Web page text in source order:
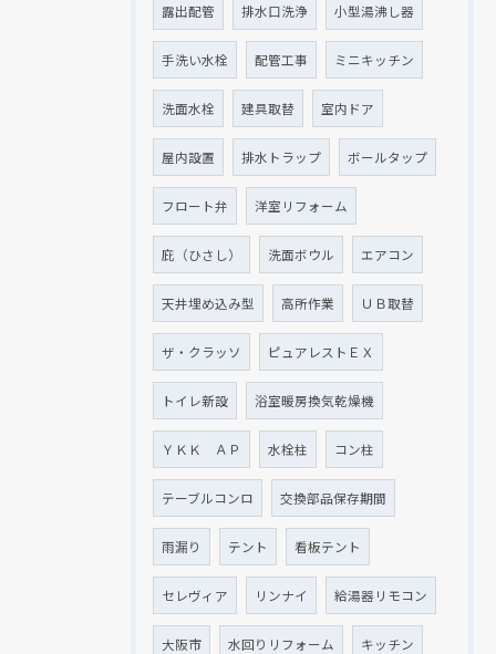
露出配管 排水口洗浄 小型湯沸し器
手洗い水栓 配管工事 ミニキッチン
洗面水栓 建具取替 室内ドア
屋内設置 排水トラップ ボールタップ
フロート弁 洋室リフォーム
庇（ひさし） 洗面ボウル エアコン
天井埋め込み型 高所作業 ＵＢ取替
ザ・クラッソ ピュアレストＥＸ
トイレ新設 浴室暖房換気乾燥機
ＹＫＫ ＡＰ 水栓柱 コン柱
テーブルコンロ 交換部品保存期間
雨漏り テント 看板テント
セレヴィア リンナイ 給湯器リモコン
大阪市 水回りリフォーム キッチン